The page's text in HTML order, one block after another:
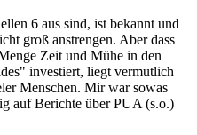
6 aus sind, ist bekannt und
groß anstrengen. Aber dass
Zeit und Mühe in den
investiert, liegt vermutlich
Menschen. Mir war sowas
auf Berichte über PUA (s.o.)